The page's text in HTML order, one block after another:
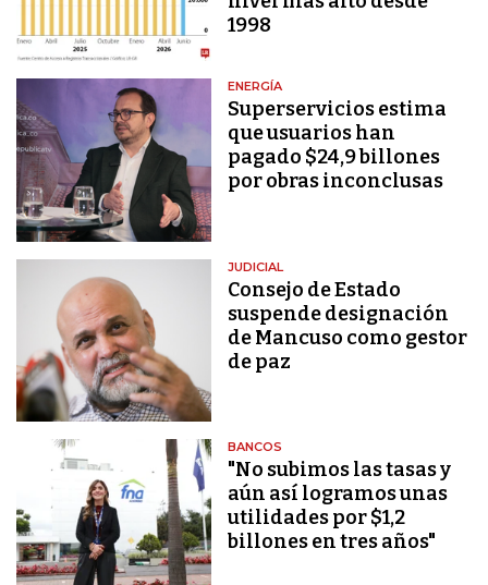
1998
ENERGÍA
Superservicios estima
que usuarios han
pagado $24,9 billones
por obras inconclusas
JUDICIAL
Consejo de Estado
suspende designación
de Mancuso como gestor
de paz
BANCOS
"No subimos las tasas y
aún así logramos unas
utilidades por $1,2
billones en tres años"